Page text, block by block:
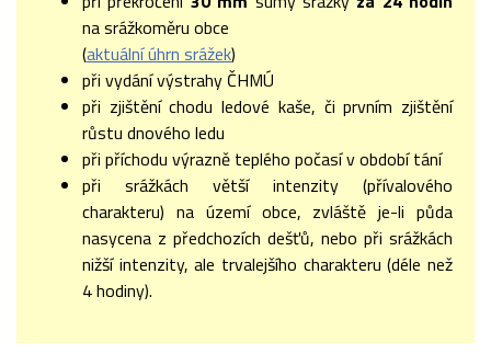
na srážkoměru obce
(aktuální úhrn srážek)
při vydání výstrahy ČHMÚ
při zjištění chodu ledové kaše, či prvním zjištění
růstu dnového ledu
při příchodu výrazně teplého počasí v období tání
při srážkách větší intenzity (přívalového
charakteru) na území obce, zvláště je-li půda
nasycena z předchozích dešťů, nebo při srážkách
nižší intenzity, ale trvalejšího charakteru (déle než
4 hodiny).